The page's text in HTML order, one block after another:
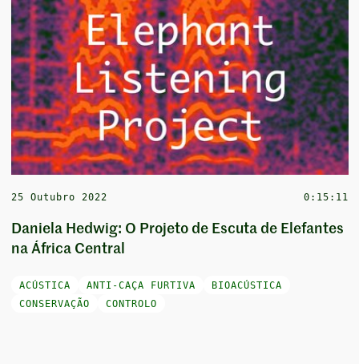
25 Outubro 2022 0:15:11
Daniela Hedwig: O Projeto de Escuta de Elefantes
na África Central
ACÚSTICA ANTI-CAÇA FURTIVA
BIOACÚSTICA
CONSERVAÇÃO
CONTROLO